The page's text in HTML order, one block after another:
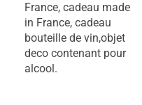
France, cadeau made
in France, cadeau
bouteille de vin,objet
deco contenant pour
alcool.